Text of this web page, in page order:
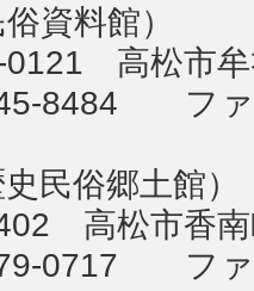
資料館）
高松市牟
8484 フ
民俗郷土館）
高松市香南
0717 フ